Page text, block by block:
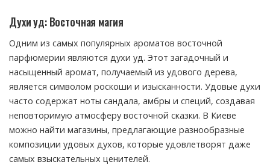
Духи уд: Восточная магия
Одним из самых популярных ароматов восточной
парфюмерии являются духи уд. Этот загадочный и
насыщенный аромат, получаемый из удового дерева,
является символом роскоши и изысканности. Удовые духи
часто содержат ноты сандала, амбры и специй, создавая
неповторимую атмосферу восточной сказки. В Киеве
можно найти магазины, предлагающие разнообразные
композиции удовых духов, которые удовлетворят даже
самых взыскательных ценителей.